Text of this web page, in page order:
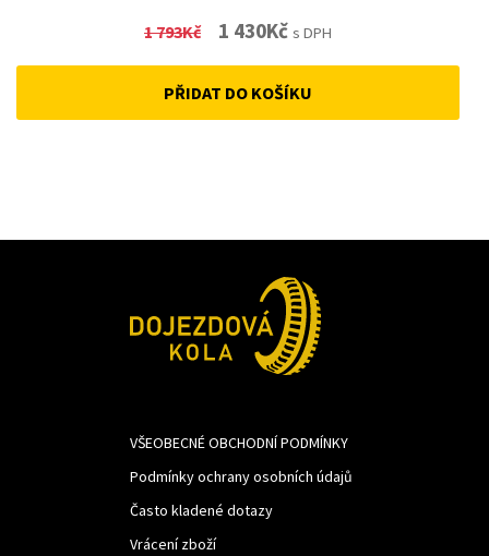
1 793Kč
Original
price
was:
1 430KčCurrent
price
is:
s DPH
PŘIDAT DO KOŠÍKU
VŠEOBECNÉ OBCHODNÍ PODMÍNKY
Podmínky ochrany osobních údajů
Často kladené dotazy
Vrácení zboží